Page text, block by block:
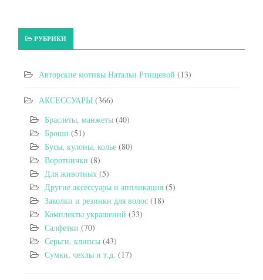
РУБРИКИ
Авторские мотивы Натальи Ртищевой (13)
АКСЕССУАРЫ (366)
Браслеты, манжеты (40)
Броши (51)
Бусы, кулоны, колье (80)
Воротнички (8)
Для животных (5)
Другие аксессуары и аппликация (5)
Заколки и резинки для волос (18)
Комплекты украшений (33)
Салфетки (70)
Серьги, клипсы (43)
Сумки, чехлы и т.д. (17)